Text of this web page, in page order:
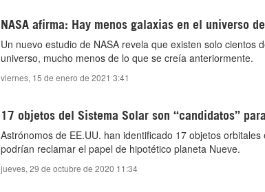
NASA afirma: Hay menos galaxias en el universo
Un nuevo estudio de NASA revela que existen solo cientos
universo, mucho menos de lo que se creía anteriormente.
viernes, 15 de enero de 2021 3:41
17 objetos del Sistema Solar son “candidatos”
Astrónomos de EE.UU. han identificado 17 objetos
podrían reclamar el papel de hipotético planeta Nueve.
jueves, 29 de octubre de 2020 11:34